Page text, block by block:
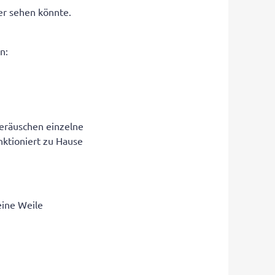
sehen könnte.
einzelne
zu Hause
Weile